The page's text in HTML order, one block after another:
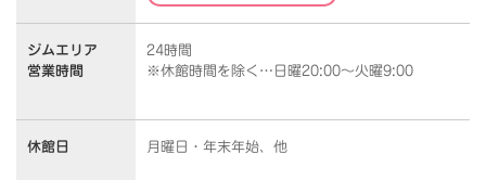
ジムエリア
営業時間
24時間
※休館時間を除く…日曜20:00～火曜9:00
休館日 月曜日・年末年始、他